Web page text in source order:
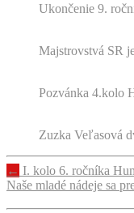
Ukončenie 9.
Majstrovstvá SR
Pozvánka 4.kolo
Zuzka Veľasová
Navigácia
príspevku
← I. kolo 6. ročníka
Naše mladé nádeje sa